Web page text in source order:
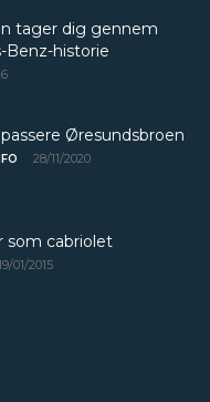
tager dig gennem
Benz-historie
Øresundsbroen
28/11/2020
som cabriolet
01/2015